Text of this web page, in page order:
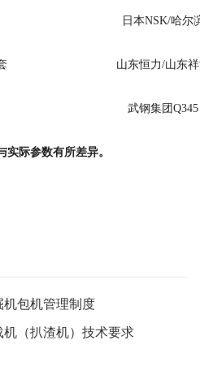
日本NSK/哈尔
山东恒力/山东
武钢集团Q345
实际参数有所差异。
包机管理制度
（扒渣机）技术要求